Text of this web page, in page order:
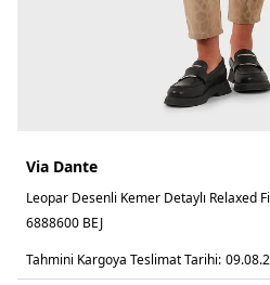
Via Dante
Leopar Desenli Kemer Detaylı Relaxed
6888600 BEJ
Tahmini Kargoya Teslimat Tarihi: